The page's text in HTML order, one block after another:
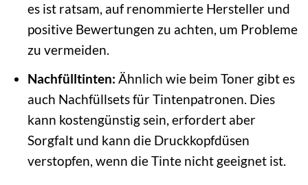
es ist ratsam, auf renommierte Hersteller und
positive Bewertungen zu achten, um Probleme
zu vermeiden.
Nachfülltinten: Ähnlich wie beim Toner gibt es
auch Nachfüllsets für Tintenpatronen. Dies
kann kostengünstig sein, erfordert aber
Sorgfalt und kann die Druckkopfdüsen
verstopfen, wenn die Tinte nicht geeignet ist.